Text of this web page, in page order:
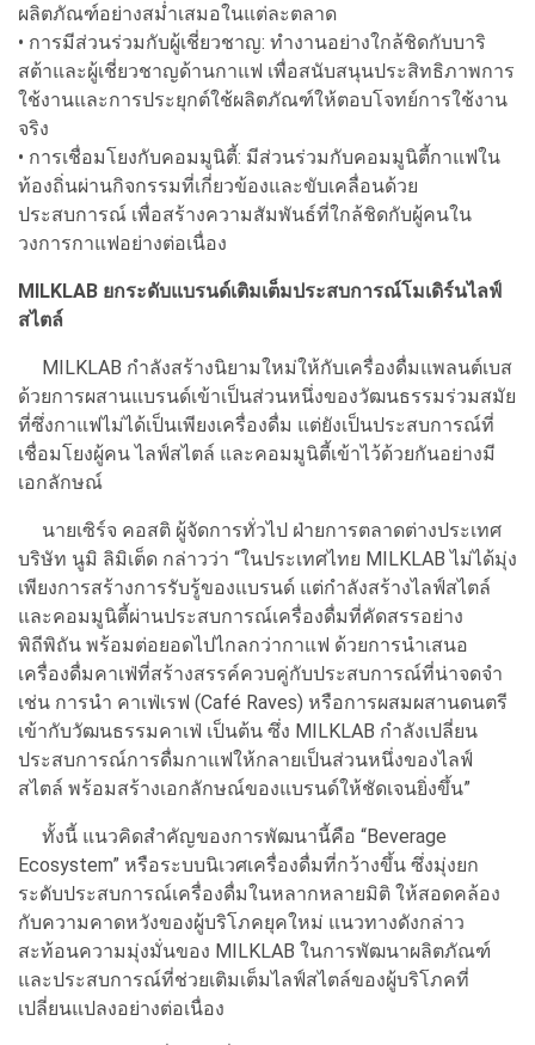
ผลิตภัณฑ์อย่างสม่ำเสมอในแต่ละตลาด
• การมีส่วนร่วมกับผู้เชี่ยวชาญ: ทำงานอย่างใกล้ชิดกับบาริ
สต้าและผู้เชี่ยวชาญด้านกาแฟ เพื่อสนับสนุนประสิทธิภาพการ
ใช้งานและการประยุกต์ใช้ผลิตภัณฑ์ให้ตอบโจทย์การใช้งาน
จริง
• การเชื่อมโยงกับคอมมูนิตี้: มีส่วนร่วมกับคอมมูนิตี้กาแฟใน
ท้องถิ่นผ่านกิจกรรมที่เกี่ยวข้องและขับเคลื่อนด้วย
ประสบการณ์ เพื่อสร้างความสัมพันธ์ที่ใกล้ชิดกับผู้คนใน
วงการกาแฟอย่างต่อเนื่อง
MILKLAB ยกระดับแบรนด์เติมเต็มประสบการณ์โมเดิร์นไลฟ์
สไตล์
MILKLAB กำลังสร้างนิยามใหม่ให้กับเครื่องดื่มแพลนต์เบส
ด้วยการผสานแบรนด์เข้าเป็นส่วนหนึ่งของวัฒนธรรมร่วมสมัย
ที่ซึ่งกาแฟไม่ได้เป็นเพียงเครื่องดื่ม แต่ยังเป็นประสบการณ์ที่
เชื่อมโยงผู้คน ไลฟ์สไตล์ และคอมมูนิตี้เข้าไว้ด้วยกันอย่างมี
เอกลักษณ์
นายเซิร์จ คอสติ ผู้จัดการทั่วไป ฝ่ายการตลาดต่างประเทศ
บริษัท นูมิ ลิมิเต็ด กล่าวว่า “ในประเทศไทย MILKLAB ไม่ได้มุ่ง
เพียงการสร้างการรับรู้ของแบรนด์ แต่กำลังสร้างไลฟ์สไตล์
และคอมมูนิตี้ผ่านประสบการณ์เครื่องดื่มที่คัดสรรอย่าง
พิถีพิถัน พร้อมต่อยอดไปไกลกว่ากาแฟ ด้วยการนำเสนอ
เครื่องดื่มคาเฟ่ที่สร้างสรรค์ควบคู่กับประสบการณ์ที่น่าจดจำ
เช่น การนำ คาเฟ่เรฟ (Café Raves) หรือการผสมผสานดนตรี
เข้ากับวัฒนธรรมคาเฟ่ เป็นต้น ซึ่ง MILKLAB กำลังเปลี่ยน
ประสบการณ์การดื่มกาแฟให้กลายเป็นส่วนหนึ่งของไลฟ์
สไตล์ พร้อมสร้างเอกลักษณ์ของแบรนด์ให้ชัดเจนยิ่งขึ้น”
ทั้งนี้ แนวคิดสำคัญของการพัฒนานี้คือ “Beverage
Ecosystem” หรือระบบนิเวศเครื่องดื่มที่กว้างขึ้น ซึ่งมุ่งยก
ระดับประสบการณ์เครื่องดื่มในหลากหลายมิติ ให้สอดคล้อง
กับความคาดหวังของผู้บริโภคยุคใหม่ แนวทางดังกล่าว
สะท้อนความมุ่งมั่นของ MILKLAB ในการพัฒนาผลิตภัณฑ์
และประสบการณ์ที่ช่วยเติมเต็มไลฟ์สไตล์ของผู้บริโภคที่
เปลี่ยนแปลงอย่างต่อเนื่อง